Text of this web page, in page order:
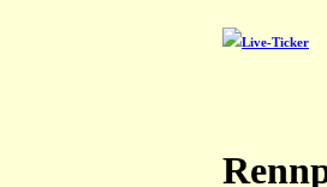
Live-Ticker